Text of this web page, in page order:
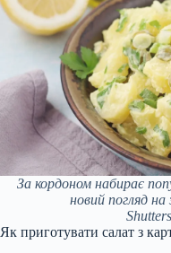
За кордоном набирає
новий погляд
Як приготувати салат з